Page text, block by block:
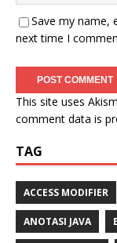
Save my name,
next time I
This site uses
comment data is
TAG
ACCESS MODIFIER
ANOTASI JAVA